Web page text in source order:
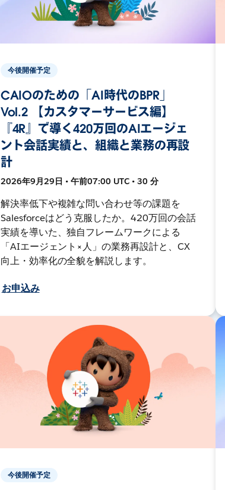
今後開催予定
CAIOのための「AI時代のBPR」
Vol.2 【カスタマーサービス編】
『4R』で導く420万回のAIエージェ
ント会話実績と、組織と業務の再設
計
2026年9月29日 • 午前07:00 UTC • 30 分
解決率低下や複雑な問い合わせ等の課題を
Salesforceはどう克服したか。420万回の会話
実績を導いた、独自フレームワークによる
「AIエージェント×人」の業務再設計と、CX
向上・効率化の全貌を解説します。
お申込み
今後開催予定